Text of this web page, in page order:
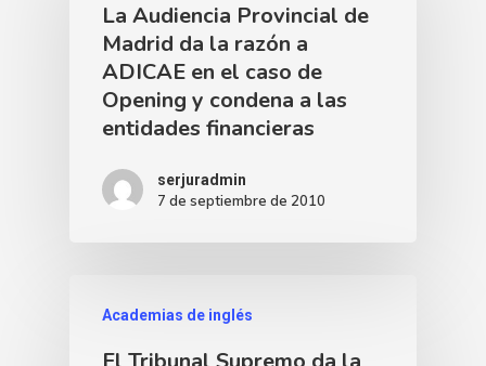
La Audiencia Provincial de
Madrid da la razón a
ADICAE en el caso de
Opening y condena a las
entidades financieras
serjuradmin
7 de septiembre de 2010
Academias de inglés